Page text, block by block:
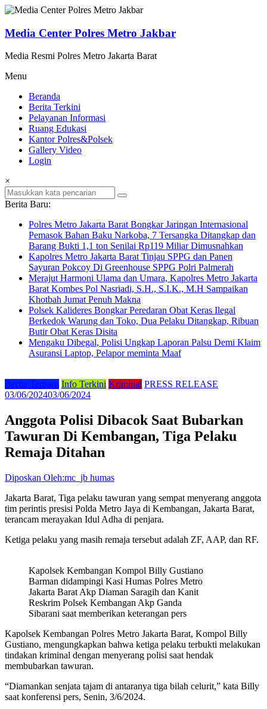
Lompat
konten
Media Center Polres Metro Jakbar
Media Resmi Polres Metro Jakarta Barat
Menu
Beranda
Berita Terkini
Pelayanan Informasi
Ruang Edukasi
Kantor Polres&Polsek
Gallery Video
Login
×
Berita Baru:
Polres Metro Jakarta Barat Bongkar Jaringan Internasional
Pemasok Bahan Baku Narkoba, 7 Tersangka Ditangkap dan
Barang Bukti 1,1 ton Senilai Rp119 Miliar Dimusnahkan
Kapolres Metro Jakarta Barat Tinjau SPPG dan Panen
Sayuran Pokcoy Di Greenhouse SPPG Polri Palmerah
Merajut Harmoni Ulama dan Umara, Kapolres Metro Jakarta
Barat Kombes Pol Nasriadi, S.H., S.I.K., M.H Sampaikan
Khotbah Jumat Penuh Makna
Polsek Kalideres Bongkar Peredaran Obat Keras Ilegal
Berkedok Warung dan Toko, Dua Pelaku Ditangkap, Ribuan
Butir Obat Keras Disita
Mengaku Dibegal, Polisi Ungkap Laporan Palsu Demi Klaim
Asuransi Laptop, Pelapor meminta Maaf
Berita Terbaru Info Terkini Kriminal PRESS RELEASE
03/06/202403/06/2024
Anggota Polisi Dibacok Saat Bubarkan
Tawuran Di Kembangan, Tiga Pelaku
Remaja Ditahan
Diposkan Oleh:mc_jb humas
Jakarta Barat, Tiga pelaku tawuran yang sempat menyerang anggota
tim perintis presisi Polda Metro Jaya di Kembangan, Jakarta Barat,
terancam merayakan Idul Adha di penjara.
Ketiga pelaku yang masih remaja tersebut adalah ZF, AAP, dan RF.
Kapolsek Kembangan Kompol Billy Gustiano
Barman didampingi Kasi Humas Polres Metro
Jakarta Barat Akp Diaman Saragih dan Kanit
Reskrim Polsek Kembangan Akp Ganda
Sibarani saat memberikan keterangan pers
Kapolsek Kembangan Polres Metro Jakarta Barat, Kompol Billy
Gustiano, mengungkapkan bahwa ketiga pelaku terbukti melakukan
tindakan kriminal dengan menyerang polisi saat hendak
membubarkan tawuran.
“Diamankan senjata tajam di antaranya tiga bilah celurit,” kata Billy
saat konferensi pers, Senin, 3/6/2024.